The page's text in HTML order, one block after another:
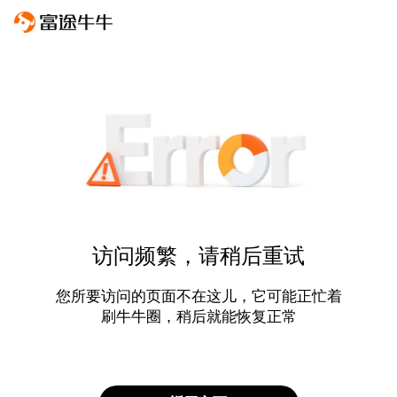
访问频繁，请稍后重试
您所要访问的页面不在这儿，它可能正忙着
刷牛牛圈，稍后就能恢复正常